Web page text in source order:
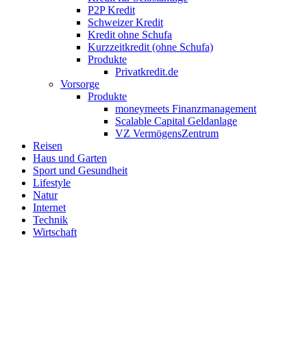
P2P Kredit
Schweizer Kredit
Kredit ohne Schufa
Kurzzeitkredit (ohne Schufa)
Produkte
Privatkredit.de
Vorsorge
Produkte
moneymeets Finanzmanagement
Scalable Capital Geldanlage
VZ VermögensZentrum
Reisen
Haus und Garten
Sport und Gesundheit
Lifestyle
Natur
Internet
Technik
Wirtschaft